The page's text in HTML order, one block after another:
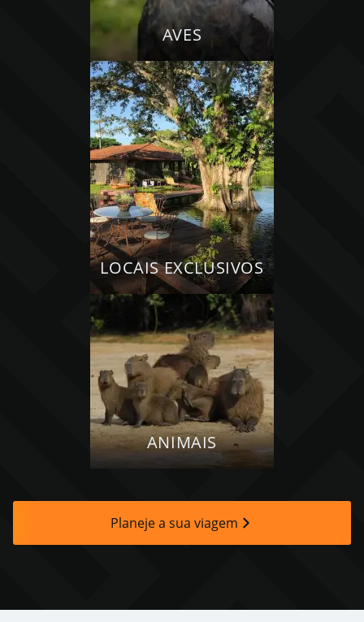
AVES
LOCAIS EXCLUSIVOS
ANIMAIS
Planeje a sua viagem